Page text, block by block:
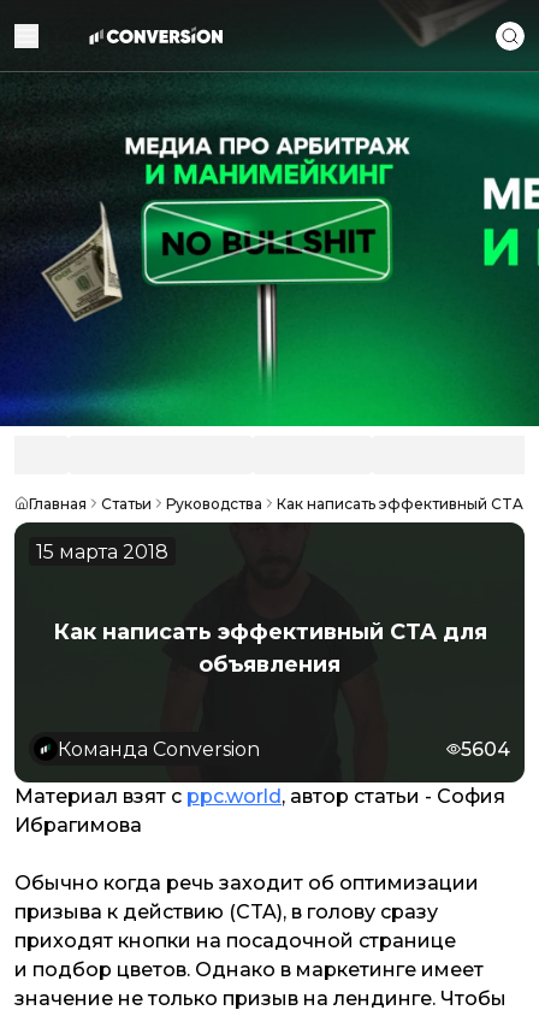
Главная Статьи Руководства Как написать эффективный CTA
15 марта 2018
Как написать эффективный CTA для
объявления
Команда Conversion 5604
Материал взят с ppc.world, автор статьи - София
Ибрагимова
Обычно когда речь заходит об оптимизации
призыва к действию (CTA), в голову сразу
приходят кнопки на посадочной странице
и подбор цветов. Однако в маркетинге имеет
значение не только призыв на лендинге. Чтобы